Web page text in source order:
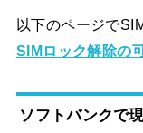
以下のページで
SIMロック解除の
ソフトバンクで